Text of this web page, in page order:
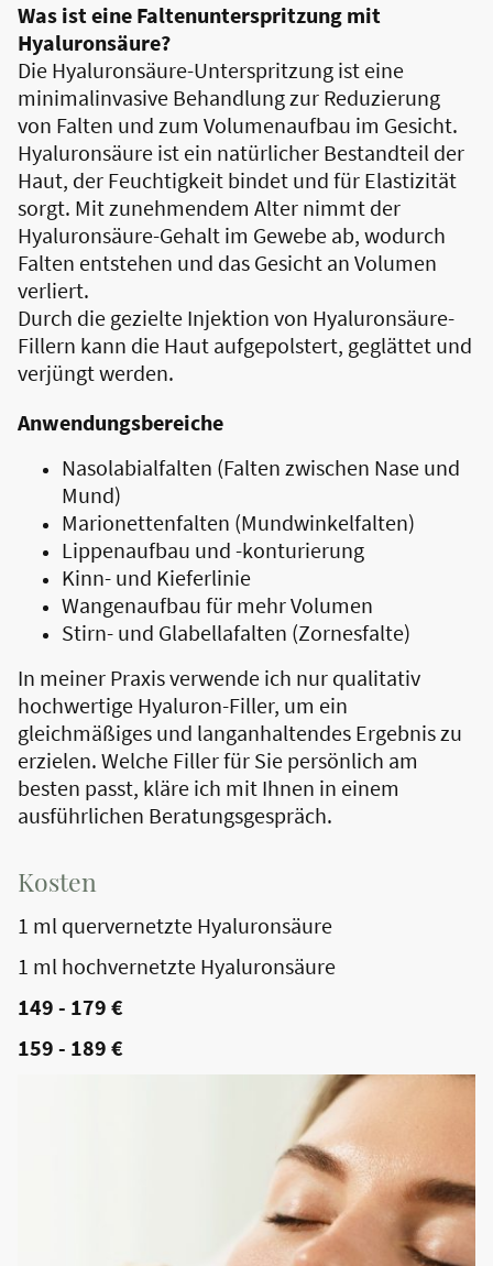
Was ist eine Faltenunterspritzung mit
Hyaluronsäure?
Die Hyaluronsäure-Unterspritzung ist eine
minimalinvasive Behandlung zur Reduzierung
von Falten und zum Volumenaufbau im Gesicht.
Hyaluronsäure ist ein natürlicher Bestandteil der
Haut, der Feuchtigkeit bindet und für Elastizität
sorgt. Mit zunehmendem Alter nimmt der
Hyaluronsäure-Gehalt im Gewebe ab, wodurch
Falten entstehen und das Gesicht an Volumen
verliert.
Durch die gezielte Injektion von Hyaluronsäure-
Fillern kann die Haut aufgepolstert, geglättet und
verjüngt werden.
Anwendungsbereiche
Nasolabialfalten (Falten zwischen Nase und
Mund)
Marionettenfalten (Mundwinkelfalten)
Lippenaufbau und -konturierung
Kinn- und Kieferlinie
Wangenaufbau für mehr Volumen
Stirn- und Glabellafalten (Zornesfalte)
In meiner Praxis verwende ich nur qualitativ
hochwertige Hyaluron-Filler, um ein
gleichmäßiges und langanhaltendes Ergebnis zu
erzielen. Welche Filler für Sie persönlich am
besten passt, kläre ich mit Ihnen in einem
ausführlichen Beratungsgespräch.
Kosten
1 ml quervernetzte Hyaluronsäure
1 ml hochvernetzte Hyaluronsäure
149 - 179 €
159 - 189 €